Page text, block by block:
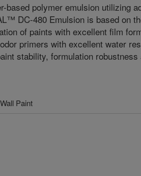
based polymer emulsion utilizing
DC-480 Emulsion is based on
of paints with excellent film
primers with excellent water
stability, formulation
Paint